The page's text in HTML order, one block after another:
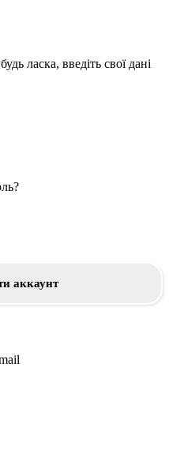
ласка, введіть свої дані
аккаунт